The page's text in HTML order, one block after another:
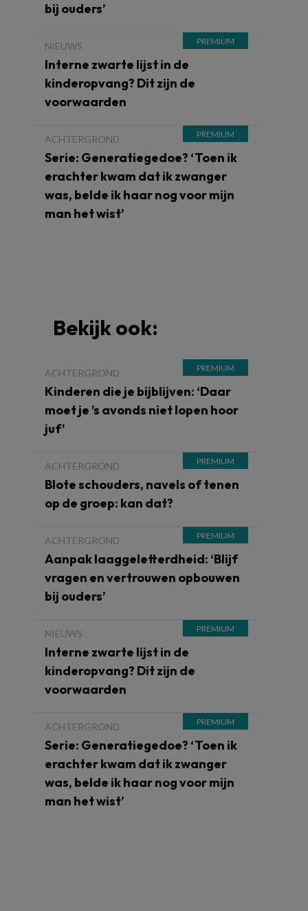
bij ouders’
NIEUWS
Interne zwarte lijst in de
kinderopvang? Dit zijn de
voorwaarden
ACHTERGROND
Serie: Generatiegedoe? ‘Toen ik
erachter kwam dat ik zwanger
was, belde ik haar nog voor mijn
man het wist’
Bekijk ook:
ACHTERGROND
Kinderen die je bijblijven: ‘Daar
moet je ’s avonds niet lopen hoor
juf’
ACHTERGROND
Blote schouders, navels of tenen
op de groep: kan dat?
ACHTERGROND
Aanpak laaggeletterdheid: ‘Blijf
vragen en vertrouwen opbouwen
bij ouders’
NIEUWS
Interne zwarte lijst in de
kinderopvang? Dit zijn de
voorwaarden
ACHTERGROND
Serie: Generatiegedoe? ‘Toen ik
erachter kwam dat ik zwanger
was, belde ik haar nog voor mijn
man het wist’